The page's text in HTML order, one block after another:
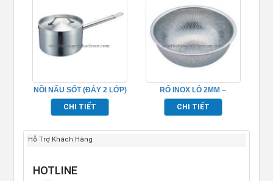
NỒI NẤU SỐT (ĐÁY 2 LỚP)
– TP696020
CHI TIẾT
RỔ INOX LỖ 2MM –
TP696051
CHI TIẾT
Hỗ Trợ Khách Hàng
HOTLINE